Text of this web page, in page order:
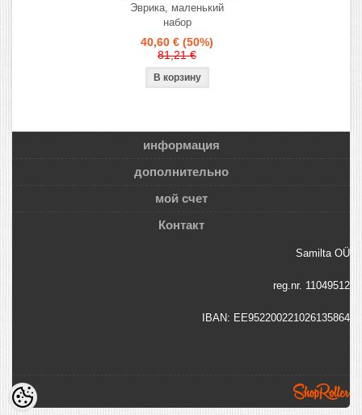
Эврика, маленький
набор
40,60 € (50%)
81,21 €
информация
дополнительно
мой счет
Контакт
Samilta OÜ
reg.nr. 11049512
IBAN: EE952200221026135864